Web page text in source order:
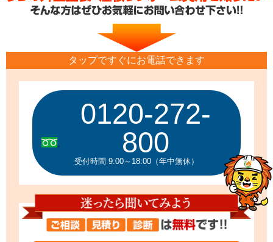
タップですぐにお電話できます
0120-272-
800
受付時間 9:00～18:00（年中無休）